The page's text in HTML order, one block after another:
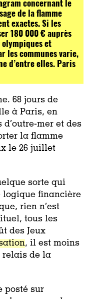
concernant le
de la flamme
exactes. Si les
180 000 € auprès
olympiques et
les communes varie,
d’entre elles. Paris
68 jours de
à Paris, en
mer et des
la flamme
le 26 juillet
sorte qui
logique financière
rien n’est
tous les
des Jeux
, il est moins
relais de la
posté sur